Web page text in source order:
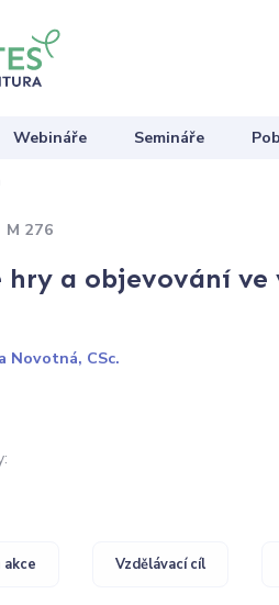
Webináře Semináře
M 276
hry a objevování
Novotná, CSc.
akce Vzdělávací cíl